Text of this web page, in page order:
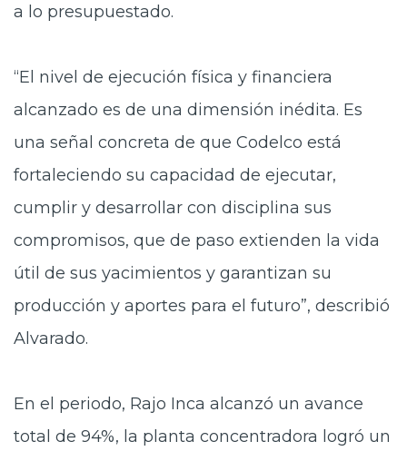
a lo presupuestado.
“El nivel de ejecución física y financiera
alcanzado es de una dimensión inédita. Es
una señal concreta de que Codelco está
fortaleciendo su capacidad de ejecutar,
cumplir y desarrollar con disciplina sus
compromisos, que de paso extienden la vida
útil de sus yacimientos y garantizan su
producción y aportes para el futuro”, describió
Alvarado.
En el periodo, Rajo Inca alcanzó un avance
total de 94%, la planta concentradora logró un